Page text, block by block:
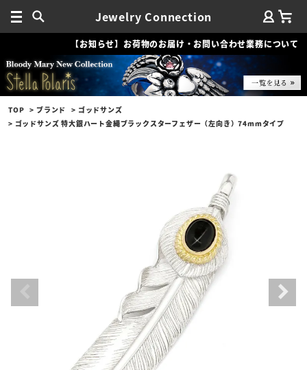
Jewelry Connection
【お知らせ】お荷物のお届け・お問い合わせ業務について
TOP ブランド
ゴッドサンズ
ゴッドサンズ 特大銀ハート金縄ブラックスターフェザー（左向き）74mmタイプ